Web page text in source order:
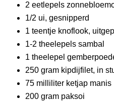
2 eetlepels
1/2 ui, gesnipperd
1 teentje knoflook,
1-2 theelepels sambal
1 theelepel
250 gram kipdijfilet, in
75 milliliter ketjap manis
200 gram paksoi